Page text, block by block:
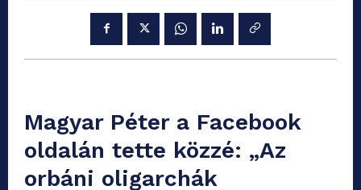
Magyar Péter a Facebook
oldalán tette közzé: „Az
orbáni oligarchák